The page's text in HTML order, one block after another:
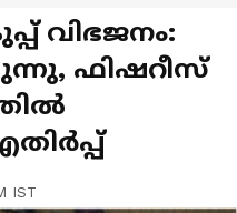
വിഭജനം:
ഫിഷറീസ്
IST